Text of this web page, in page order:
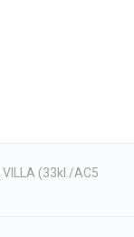
VILLA (33kl./AC5